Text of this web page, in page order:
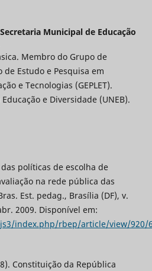
Secretaria Municipal de Educação
Membro do Grupo de
Estudo e Pesquisa em
e Tecnologias (GEPLET).
e Diversidade (UNEB).
das políticas de escolha de
na rede pública das
Est. pedag., Brasília (DF), v.
2009. Disponível em:
index.php/rbep/article/view/920/
Constituição da República